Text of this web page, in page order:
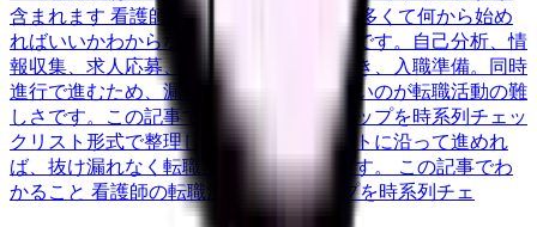
含まれます 看護師の転職は「やることが多くて何から始め
ればいいかわからない」という方が大半です。自己分析、情
報収集、求人応募、面接対策、退職手続き、入職準備。同時
進行で進むため、漏れや遅れが生じやすいのが転職活動の難
しさです。この記事では、転職の全ステップを時系列チェッ
クリスト形式で整理しました。このリストに沿って進めれ
ば、抜け漏れなく転職活動を完了できます。 この記事でわ
かること 看護師の転職活動の全ステップを時系列チェ